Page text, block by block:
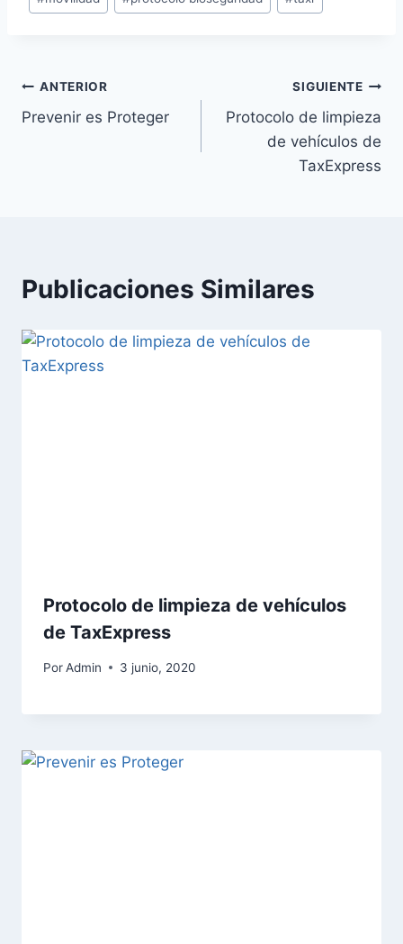
ANTERIOR
Prevenir es Proteger
SIGUIENTE
Protocolo de limpieza
de vehículos de
TaxExpress
Publicaciones Similares
Protocolo de limpieza de vehículos
de TaxExpress
PorAdmin 3 junio, 2020